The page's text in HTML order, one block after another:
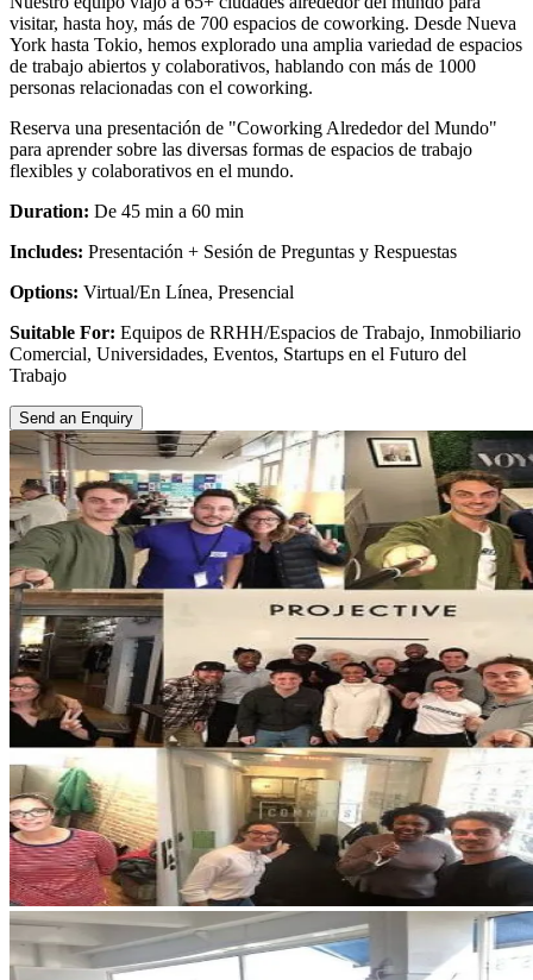
visitar, hasta hoy, más de 700 espacios de coworking. Desde Nueva
York hasta Tokio, hemos explorado una amplia variedad de espacios
de trabajo abiertos y colaborativos, hablando con más de 1000
personas relacionadas con el coworking.
Reserva una presentación de "Coworking Alrededor del Mundo"
para aprender sobre las diversas formas de espacios de trabajo
flexibles y colaborativos en el mundo.
Duration: De 45 min a 60 min
Includes: Presentación + Sesión de Preguntas y Respuestas
Options: Virtual/En Línea, Presencial
Suitable For: Equipos de RRHH/Espacios de Trabajo, Inmobiliario
Comercial, Universidades, Eventos, Startups en el Futuro del
Trabajo
Send an Enquiry